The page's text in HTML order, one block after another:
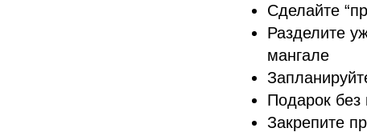
Сделайте
Разделите
мангале
Подарок без
Закрепите